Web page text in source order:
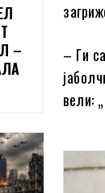
–
– Ги
вели: